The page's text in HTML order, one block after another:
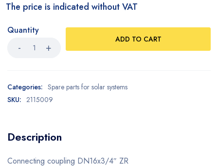
The price is indicated without VAT
Quantity
ADD TO CART
Categories: Spare parts for solar systems
SKU: 2115009
Description
Connecting coupling DN16x3/4″ ZR